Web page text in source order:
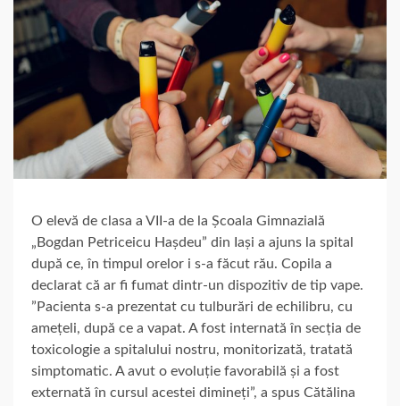
O elevă de clasa a VII-a de la Școala Gimnazială
„Bogdan Petriceicu Hașdeu” din Iași a ajuns la spital
după ce, în timpul orelor i s-a făcut rău. Copila a
declarat că ar fi fumat dintr-un dispozitiv de tip vape.
”Pacienta s-a prezentat cu tulburări de echilibru, cu
amețeli, după ce a vapat. A fost internată în secția de
toxicologie a spitalului nostru, monitorizată, tratată
simptomatic. A avut o evoluție favorabilă și a fost
externată în cursul acestei dimineți”, a spus Cătălina